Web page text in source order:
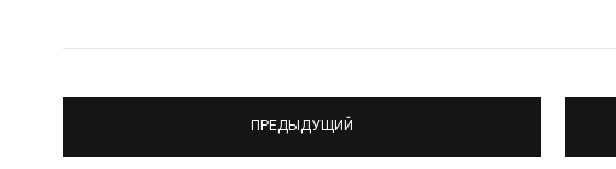
ПРЕДЫДУЩИЙ